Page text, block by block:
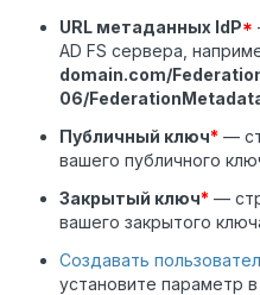
URL метаданных IdP*
AD FS сервера,
domain.com/
06/
Публичный ключ* —
вашего публичного
Закрытый ключ* —
вашего закрытого
Создавать
установите параметр